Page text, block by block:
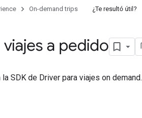
On-demand trips
¿Te resultó útil?
a pedido
SDK de Driver para viajes on demand.